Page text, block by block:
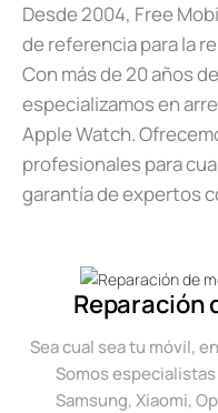
Desde 2004, Free
de referencia para la
Con más de 20 años
especializamos en
Apple Watch.
profesionales para
garantía de expertos
Reparación
Sea cual sea tu móvil,
Somos
Samsung, Xiaomi,